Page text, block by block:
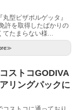
型ピザポルゲッタ』
許を取得したばかりの
てたまらない様...
ストコGODIVA
リングパックに